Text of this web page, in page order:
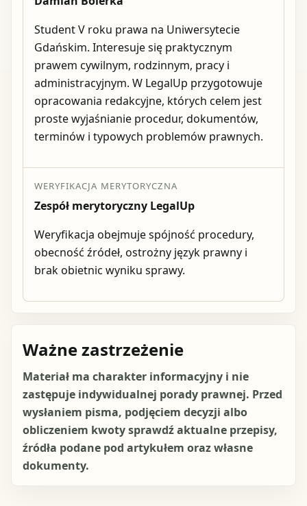
Student V roku prawa na Uniwersytecie
Gdańskim. Interesuje się praktycznym
prawem cywilnym, rodzinnym, pracy i
administracyjnym. W LegalUp przygotowuje
opracowania redakcyjne, których celem jest
proste wyjaśnianie procedur, dokumentów,
terminów i typowych problemów prawnych.
WERYFIKACJA MERYTORYCZNA
Zespół merytoryczny LegalUp
Weryfikacja obejmuje spójność procedury,
obecność źródeł, ostrożny język prawny i
brak obietnic wyniku sprawy.
Ważne zastrzeżenie
Materiał ma charakter informacyjny i nie
zastępuje indywidualnej porady prawnej. Przed
wysłaniem pisma, podjęciem decyzji albo
obliczeniem kwoty sprawdź aktualne przepisy,
źródła podane pod artykułem oraz własne
dokumenty.